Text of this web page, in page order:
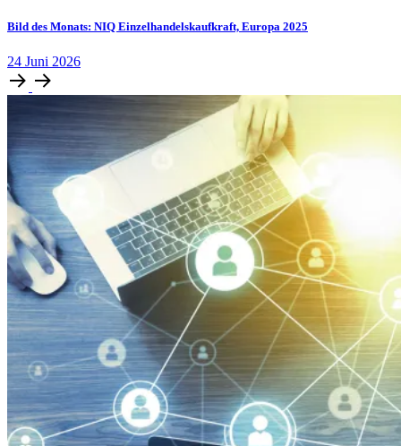
Bild des Monats: NIQ Einzelhandelskaufkraft, Europa 2025
24 Juni 2026